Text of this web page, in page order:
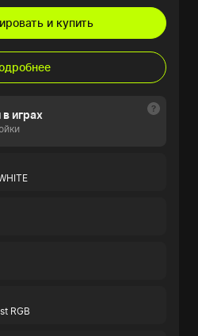
и купить
играх
RGB